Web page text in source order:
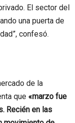
El sector del
una puerta de
confesó.
de la
que «marzo fue
Recién en las